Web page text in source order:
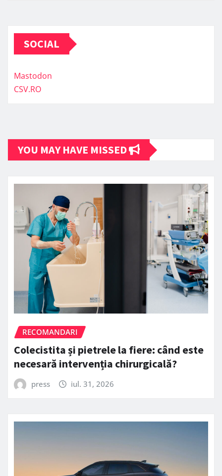
SOCIAL
Mastodon
CSV.RO
YOU MAY HAVE MISSED
RECOMANDARI
Colecistita și pietrele la fiere: când este
necesară intervenția chirurgicală?
press iul. 31, 2026